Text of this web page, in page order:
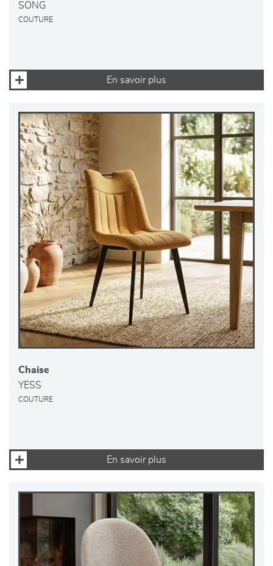
SONG
COUTURE
En savoir plus
Chaise
YESS
COUTURE
En savoir plus